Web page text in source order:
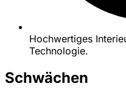
Hochwertiges
Technologie.
Schwächen